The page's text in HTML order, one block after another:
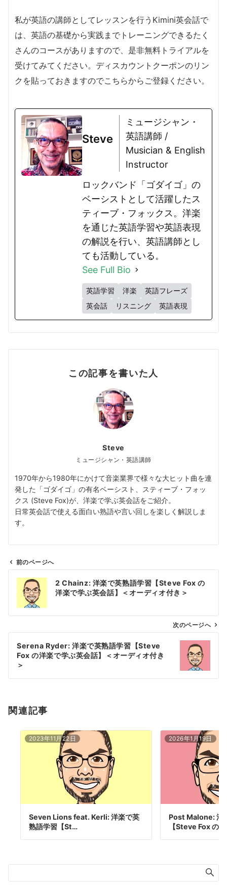
私が英語の講師としてレッスンを行うKimini英会話で
は、英語の基礎から実践までトレーニングできるたく
さんのコースがありますので、是非無料トライアルを
受けてみてください。ディスカウントクーポンのリン
クを貼っておきますのでこちらからご登録ください。
Steve
ミュージシャン・
英語講師 /
Musician & English
Instructor
ロックバンド「ゴダイゴ」の
ベーシストとして活躍したス
ティーブ・フォックス。洋楽
を通じた英語学習や英語表現
の解説を行い、英語講師とし
ても活動している。
See Full Bio
英語学習 洋楽
英語フレーズ
英会話
リスニング 英語表現
この記事を書いた人
Steve
ミュージシャン・英語講師
1970年から1980年にかけて音楽業界で様々な大ヒット曲を連
発した「ゴダイゴ」の有名ベーシスト、スティーブ・フォッ
クス (Steve Fox)が、洋楽で学ぶ英会話をご紹介。
日常英会話で使える面白い熟語や言い回しを楽しく解説しま
す。
ン
前のページへ
2 Chainz: 洋楽で英熟語学習【Steve Fox の
洋楽で学ぶ英会話】＜オーディオ付き＞
次のページへ
Serena Ryder: 洋楽で英熟語学習【Steve
Fox の洋楽で学ぶ英会話】＜オーディオ付き
＞
関連記事
2023年11月22日
Seven Lions feat. Kerli: 洋楽で英
熟語学習【St…
2026年1月19日
Post Malone: 洋
【Steve Fox の